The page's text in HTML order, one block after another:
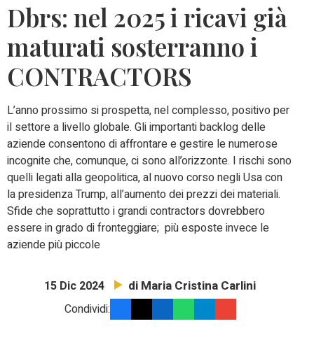
Dbrs: nel 2025 i ricavi già
maturati sosterranno i
CONTRACTORS
L’anno prossimo si prospetta, nel complesso, positivo per
il settore a livello globale. Gli importanti backlog delle
aziende consentono di affrontare e gestire le numerose
incognite che, comunque, ci sono all’orizzonte. I rischi sono
quelli legati alla geopolitica, al nuovo corso negli Usa con
la presidenza Trump, all’aumento dei prezzi dei materiali.
Sfide che soprattutto i grandi contractors dovrebbero
essere in grado di fronteggiare; più esposte invece le
aziende più piccole
15 Dic 2024 di Maria Cristina Carlini
Condividi: